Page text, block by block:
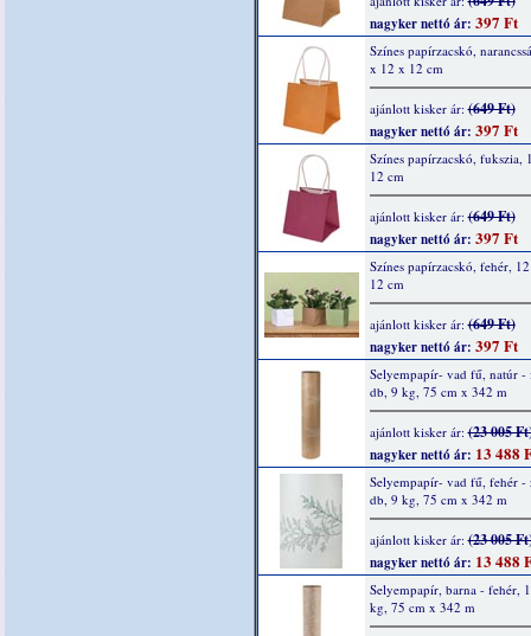
nagyker nettó ár: 397 Ft
Színes papírzacskó,
x 12 x 12 cm
ajánlott kisker ár:(649 Ft)
nagyker nettó ár: 397 Ft
Színes papírzacskó, fukszia,
12 cm
ajánlott kisker ár:(649 Ft)
nagyker nettó ár: 397 Ft
Színes papírzacskó, fehér,
12 cm
ajánlott kisker ár:(649 Ft)
nagyker nettó ár: 397 Ft
Selyempapír- vad fű, natúr -
db, 9 kg, 75 cm x 342 m
ajánlott kisker ár:(23 005
nagyker nettó ár: 13 488
Selyempapír- vad fű, fehér -
db, 9 kg, 75 cm x 342 m
ajánlott kisker ár:(23 005
nagyker nettó ár: 13 488
Selyempapír, barna - fehér,
kg, 75 cm x 342 m